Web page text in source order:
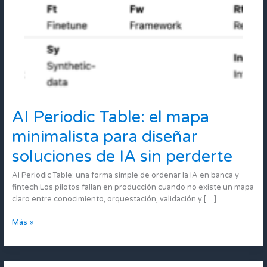
AI Periodic Table: el mapa
minimalista para diseñar
soluciones de IA sin perderte
AI Periodic Table: una forma simple de ordenar la IA en banca y
fintech Los pilotos fallan en producción cuando no existe un mapa
claro entre conocimiento, orquestación, validación y […]
AI
Periodic
Table:
mapa
minimalista
para
diseñar
de
Más »